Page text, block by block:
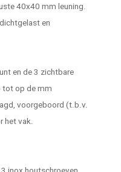
40x40 mm leuning.
en
en de 3 zichtbare
tot op de mm
voorgeboord (t.b.v.
het vak.